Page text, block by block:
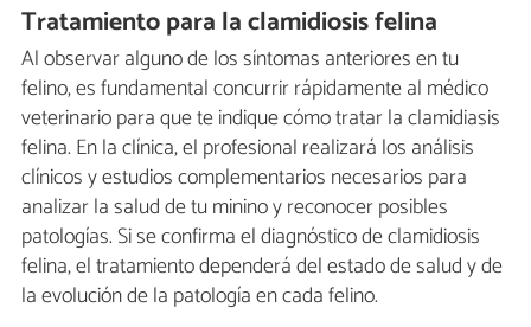
Tratamiento para la clamidiosis felina
Al observar alguno de los síntomas anteriores en tu
felino, es fundamental concurrir rápidamente al médico
veterinario para que te indique cómo tratar la clamidiasis
felina. En la clínica, el profesional realizará los análisis
clínicos y estudios complementarios necesarios para
analizar la salud de tu minino y reconocer posibles
patologías. Si se confirma el diagnóstico de clamidiosis
felina, el tratamiento dependerá del estado de salud y de
la evolución de la patología en cada felino.